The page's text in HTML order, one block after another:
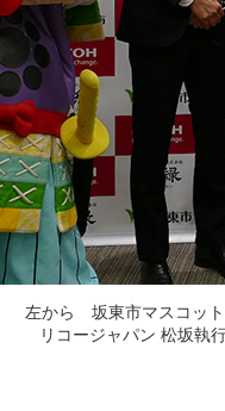
左から 坂東市マスコット
リコージャパン 松坂執